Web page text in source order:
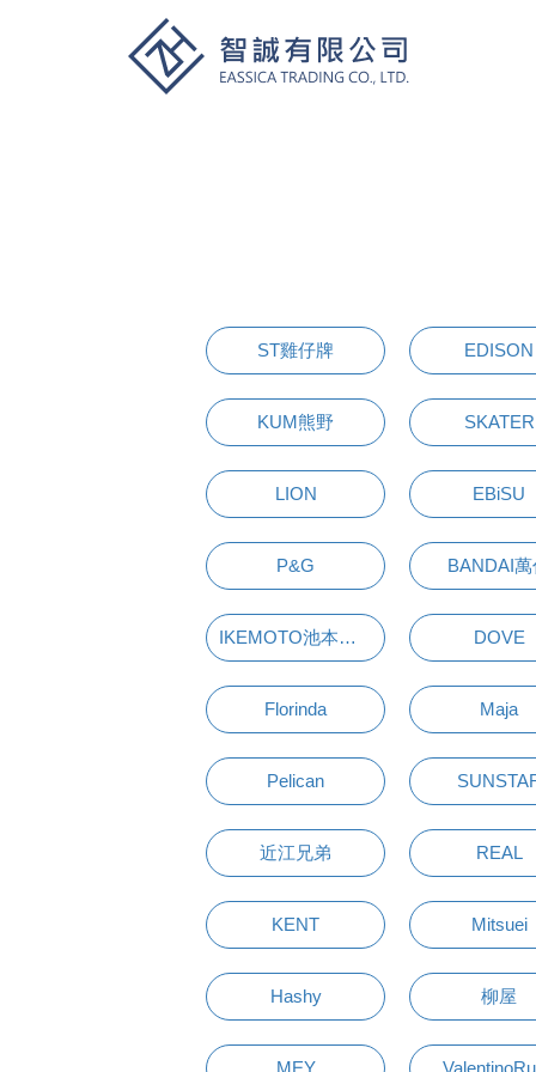
ST雞仔牌 EDISON
KUM熊野 SKATER
LION EBiSU
P&G BANDAI萬
IKEMOTO池本刷子 DOVE
Florinda Maja
Pelican
近江兄弟 REAL
KENT Mitsuei
Hashy 柳屋
MEY